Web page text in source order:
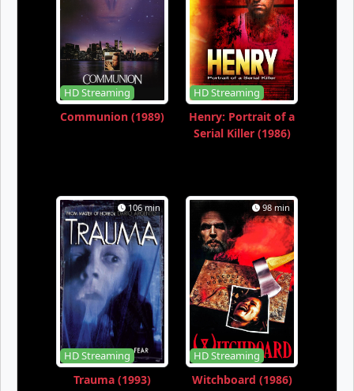
HD Streaming
Communion (1989)
HD Streaming
Henry: Portrait of a
Serial Killer (1986)
106 min
HD Streaming
Trauma (1993)
98 min
HD Streaming
Witchboard (1986)